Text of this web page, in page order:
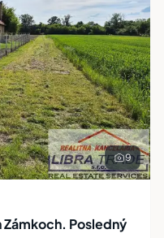
9
Zámkoch. Posledný